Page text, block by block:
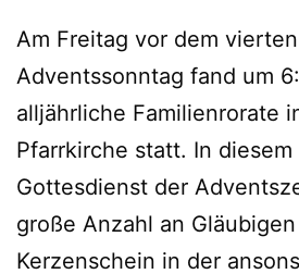
Am Freitag vor dem vierten
Adventssonntag fand um
alljährliche Familienrorate
Pfarrkirche statt. In
Gottesdienst der
große Anzahl an
Kerzenschein in der